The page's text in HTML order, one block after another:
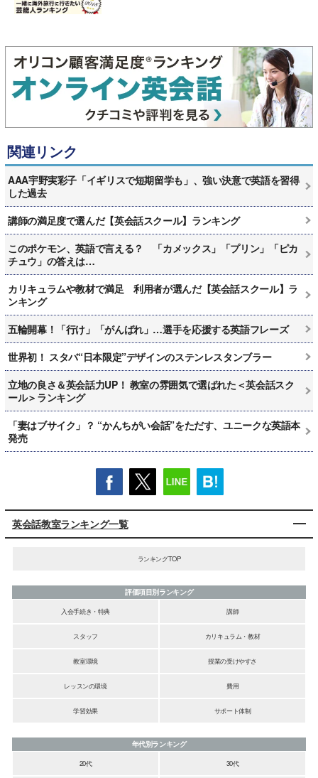
関連リンク
AAA宇野実彩子「イギリスで短期留学も」、強い決意で英語を習得
した過去
講師の満足度で選んだ【英会話スクール】ランキング
このポケモン、英語で言える？ 「カメックス」「プリン」「ピカ
チュウ」の答えは…
カリキュラムや教材で満足 利用者が選んだ【英会話スクール】ラ
ンキング
五輪開幕！「行け」「がんばれ」…選手を応援する英語フレーズ
世界初！ スタバ“日本限定”デザインのステンレスタンブラー
立地の良さ＆英会話力UP！ 教室の雰囲気で選ばれた＜英会話スク
ール＞ランキング
「妻はブサイク」？ “かんちがい会話”をただす、ユニークな英語本
発売
英会話教室ランキング一覧
ランキングTOP
評価項目別ランキング
入会手続き・特典
講師
スタッフ カリキュラム・教材
教室環境 授業の受けやすさ
レッスンの環境 費用
学習効果 サポート体制
年代別ランキング
20代
30代